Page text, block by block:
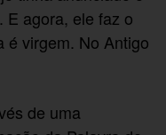
E agora, ele faz o
é virgem. No Antigo
de uma